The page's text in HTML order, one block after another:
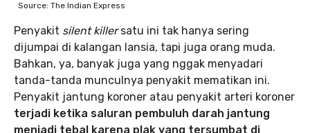
Source: The Indian Express
Penyakit silent killersatu ini tak hanya sering
dijumpai di kalangan lansia, tapi juga orang muda.
Bahkan, ya, banyak juga yang nggak menyadari
tanda-tanda munculnya penyakit mematikan ini.
Penyakit jantung koroner atau penyakit arteri koroner
terjadi ketika saluran pembuluh darah jantung
menjadi tebal karena plak yang tersumbat di